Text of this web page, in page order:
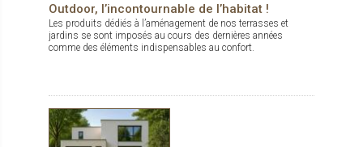
Outdoor, l’incontournable de l’habitat !
Les produits dédiés à l’aménagement de nos terrasses et
jardins se sont imposés au cours des dernières années
comme des éléments indispensables au confort.